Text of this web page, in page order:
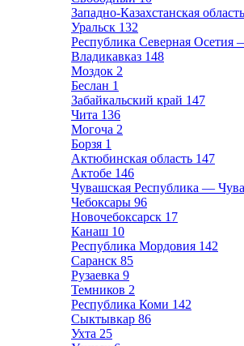
Западно-Казахстанская область
Уральск 132
Республика Северная Осетия
Владикавказ 148
Моздок 2
Беслан 1
Забайкальский край 147
Чита 136
Могоча 2
Борзя 1
Актюбинская область 147
Актобе 146
Чувашская Республика —
Чебоксары 96
Новочебоксарск 17
Канаш 10
Республика Мордовия 142
Саранск 85
Рузаевка 9
Темников 2
Республика Коми 142
Сыктывкар 86
Ухта 25